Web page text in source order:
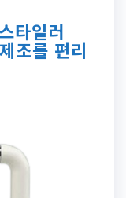
타일러
조를 편리